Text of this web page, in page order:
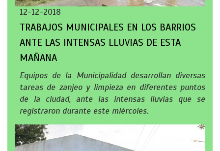
12-12-2018
TRABAJOS MUNICIPALES EN LOS BARRIOS
ANTE LAS INTENSAS LLUVIAS DE ESTA
MAÑANA
Equipos de la Municipalidad desarrollan diversas
tareas de zanjeo y limpieza en diferentes puntos
de la ciudad, ante las intensas lluvias que se
registraron durante este miércoles.